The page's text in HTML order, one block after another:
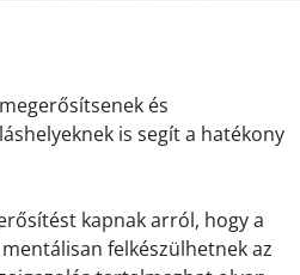
és
is segít a hatékony
kapnak arról, hogy a
felkészülhetnek az